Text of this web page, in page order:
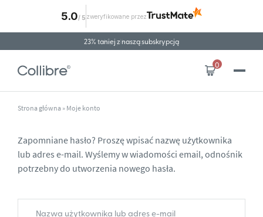
23% taniej z naszą subskrypcją
Wysyłka za granicę
0
Strona główna » Moje konto
Zapomniane hasło? Proszę wpisać nazwę użytkownika
lub adres e-mail. Wyślemy w wiadomości email, odnośnik
potrzebny do utworzenia nowego hasła.
5.0/ 5 zweryfikowane przez